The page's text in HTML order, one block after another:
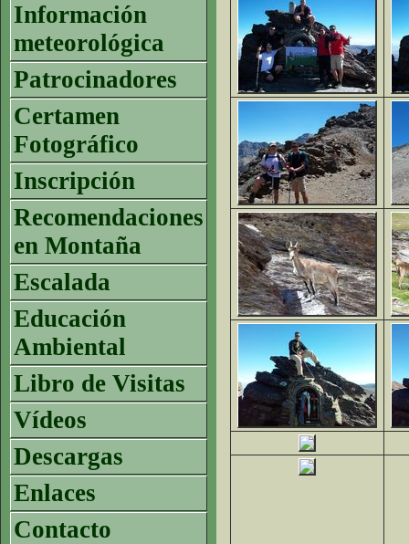
Información
meteorológica
Patrocinadores
Certamen
Fotográfico
Inscripción
Recomendaciones
en Montaña
Escalada
Educación
Ambiental
Libro de Visitas
Vídeos
Descargas
Enlaces
Contacto